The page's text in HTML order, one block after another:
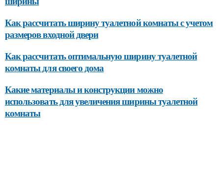
Как рассчитать ширину туалетной комнаты с учетом
размеров входной двери
Как рассчитать оптимальную ширину туалетной
комнаты для своего дома
Какие материалы и конструкции можно
использовать для увеличения ширины туалетной
комнаты